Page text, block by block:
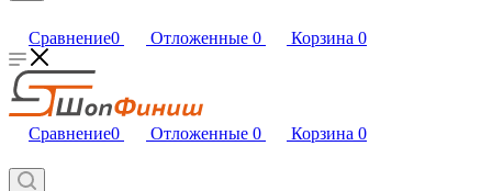
Сравнение0 Отложенные 0 Корзина 0
Сравнение0 Отложенные 0 Корзина 0